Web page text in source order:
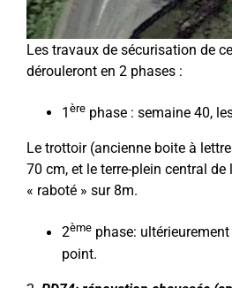
Les travaux de sécurisation de
dérouleront en 2 phases :
1 èrephase : semaine 40,
Le trottoir (ancienne boite à
70 cm, et le terre-plein central de
« raboté » sur 8m.
2èmephase: ultérieurement
point.